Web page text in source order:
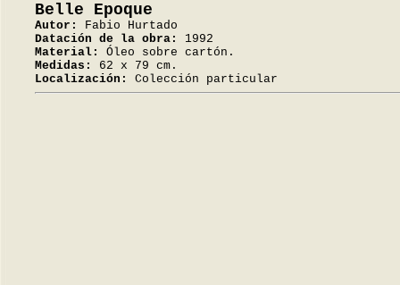
Belle Epoque
Autor:
Fabio Hurtado
Datación de la obra:
1992
Material:
Óleo sobre cartón.
Medidas:
62 x 79 cm.
Localización:
Colección particular